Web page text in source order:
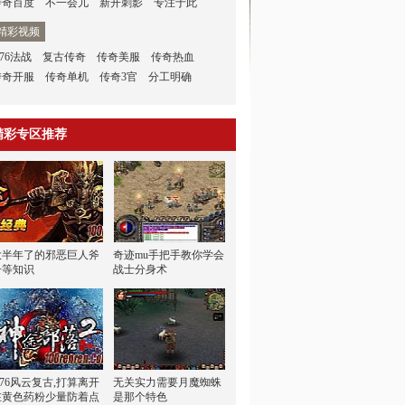
奇百度 不一会儿 新开刺影 专注于此
彩视频
法战
复古传奇 传奇美服
传奇热血
开服
传奇单机 传奇3官 分工明确
彩专区推荐
半年了的邪恶巨人斧
知识
奇迹mu手把手教你学会
战士分身术
风云复古,打算离开
黄色药粉少量防着点
无关实力需要月魔蜘蛛
是那个特色